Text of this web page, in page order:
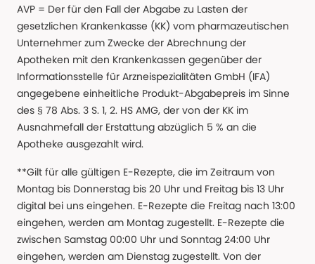
AVP = Der für den Fall der Abgabe zu Lasten der
gesetzlichen Krankenkasse (KK) vom pharmazeutischen
Unternehmer zum Zwecke der Abrechnung der
Apotheken mit den Krankenkassen gegenüber der
Informationsstelle für Arzneispezialitäten GmbH (IFA)
angegebene einheitliche Produkt-Abgabepreis im Sinne
des § 78 Abs. 3 S. 1, 2. HS AMG, der von der KK im
Ausnahmefall der Erstattung abzüglich 5 % an die
Apotheke ausgezahlt wird.
**Gilt für alle gültigen E-Rezepte, die im Zeitraum von
Montag bis Donnerstag bis 20 Uhr und Freitag bis 13 Uhr
digital bei uns eingehen. E-Rezepte die Freitag nach 13:00
eingehen, werden am Montag zugestellt. E-Rezepte die
zwischen Samstag 00:00 Uhr und Sonntag 24:00 Uhr
eingehen, werden am Dienstag zugestellt. Von der